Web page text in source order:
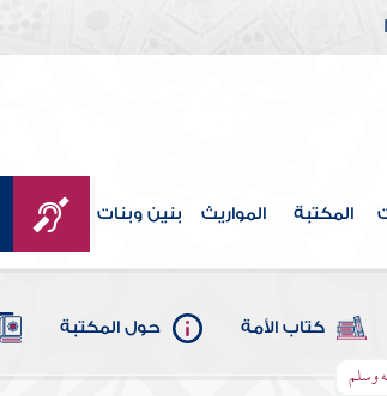
المكتبة المواريث بنين وبنات
كتاب الأمة حول المكتبة
وسلم